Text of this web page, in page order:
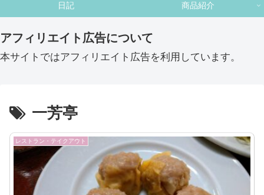
日記 商品紹介
アフィリエイト広告について
本サイトではアフィリエイト広告を利用しています。
一芳亭
レストラン・テイクアウト